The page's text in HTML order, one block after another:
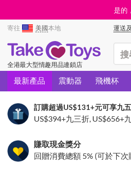
是的
寄往 美國本地 運送
全港最大型情趣用品連鎖店
最新產品 震動器 飛機杯
訂購超過US$131+元可享九
US$394+九三折, US$656+
賺取現金獎分
回贈消費總額 5% (可於下